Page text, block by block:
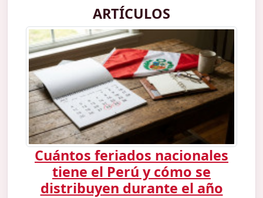
ARTÍCULOS
Cuántos feriados nacionales
tiene el Perú y cómo se
distribuyen durante el año